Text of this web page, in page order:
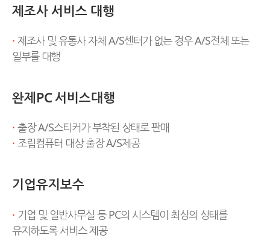
제조사 서비스 대행
· 제조사 및 유통사 자체 A/S센터가 없는 경우 A/S전체 또는
일부를 대행
완제PC 서비스대행
· 출장 A/S스티커가 부착된 상태로 판매
· 조립컴퓨터 대상 출장 A/S제공
기업유지보수
· 기업 및 일반사무실 등 PC의 시스템이 최상의 상태를
유지하도록 서비스 제공